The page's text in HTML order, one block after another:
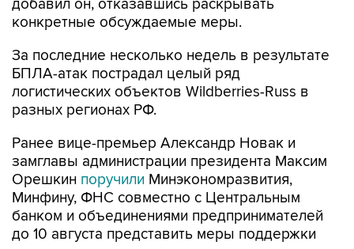
добавил он, отказавшись раскрывать
конкретные обсуждаемые меры.
За последние несколько недель в результате
БПЛА-атак пострадал целый ряд
логистических объектов Wildberries-Russ в
разных регионах РФ.
Ранее вице-премьер Александр Новак и
замглавы администрации президента Максим
Орешкин поручили Минэкономразвития,
Минфину, ФНС совместно с Центральным
банком и объединениями предпринимателей
до 10 августа представить меры поддержки